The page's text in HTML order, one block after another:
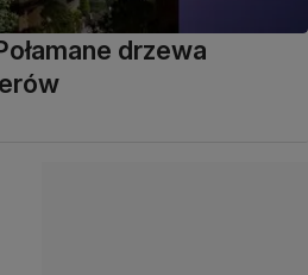
drzewa